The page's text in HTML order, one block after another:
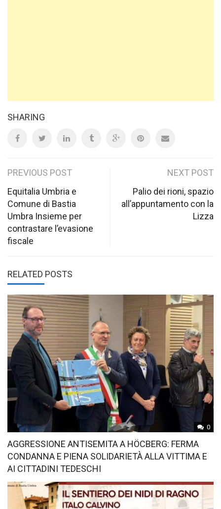
SHARING
Post
navigation
PREVIOUS POST
Equitalia Umbria e
Comune di Bastia
Umbra Insieme per
contrastare l’evasione
fiscale
NEXT POST
Palio dei rioni, spazio
all’appuntamento con la
Lizza
RELATED POSTS
0
AGGRESSIONE ANTISEMITA A HÖCBERG: FERMA
CONDANNA E PIENA SOLIDARIETÀ ALLA VITTIMA E
AI CITTADINI TEDESCHI